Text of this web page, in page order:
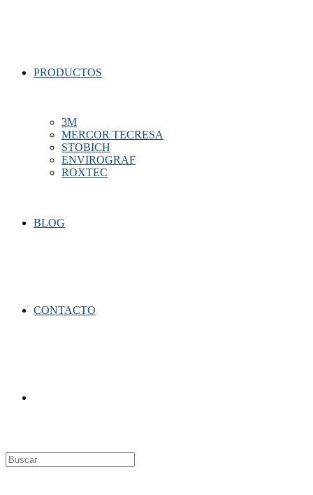
PRODUCTOS
3M
MERCOR TECRESA
STOBICH
ENVIROGRAF
ROXTEC
BLOG
CONTACTO